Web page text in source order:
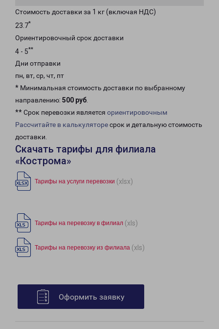
Стоимость доставки за 1 кг (включая НДС)
23.7*
Ориентировочный срок доставки
4 - 5**
Дни отправки
пн, вт, ср, чт, пт
* Минимальная стоимость доставки по выбранному
направлению: 500 руб.
** Срок перевозки является ориентировочным
Рассчитайте в калькуляторесрок и детальную стоимость
доставки.
Скачать тарифы для филиала
«Кострома»
Тарифы на услуги перевозки (xlsx)
Тарифы на перевозку в филиал (xls)
Тарифы на перевозку из филиала (xls)
Оформить заявку